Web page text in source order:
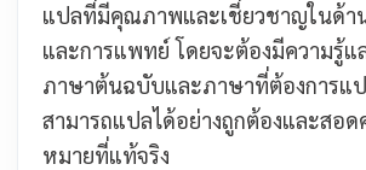
แปลที่มีคุณภาพและเชี่ยวชาญในด้า
และการแพทย์ โดยจะต้องมีความรู้แ
ภาษาต้นฉบับและภาษาที่ต้องการแ
สามารถแปลได้อย่างถูกต้องและสอ
หมายที่แท้จริง